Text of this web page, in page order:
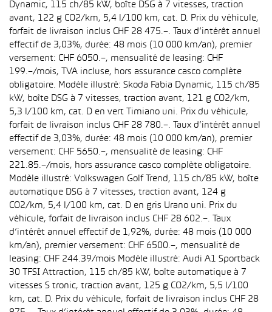
Dynamic, 115 ch/85 kW, boîte DSG à 7 vitesses, traction
avant, 122 g CO2/km, 5,4 l/100 km, cat. D. Prix du véhicule,
forfait de livraison inclus CHF 28 475.–. Taux d’intérêt annuel
effectif de 3,03%, durée: 48 mois (10 000 km/an), premier
versement: CHF 6050.–, mensualité de leasing: CHF
199.–/mois, TVA incluse, hors assurance casco complète
obligatoire. Modèle illustré: Skoda Fabia Dynamic, 115 ch/85
kW, boîte DSG à 7 vitesses, traction avant, 121 g CO2/km,
5,3 l/100 km, cat. D en vert Timiano uni. Prix du véhicule,
forfait de livraison inclus CHF 28 780.–. Taux d’intérêt annuel
effectif de 3,03%, durée: 48 mois (10 000 km/an), premier
versement: CHF 5650.–, mensualité de leasing: CHF
221.85.–/mois, hors assurance casco complète obligatoire.
Modèle illustré: Volkswagen Golf Trend, 115 ch/85 kW, boîte
automatique DSG à 7 vitesses, traction avant, 124 g
CO2/km, 5,4 l/100 km, cat. D en gris Urano uni. Prix du
véhicule, forfait de livraison inclus CHF 28 602.–. Taux
d’intérêt annuel effectif de 1,92%, durée: 48 mois (10 000
km/an), premier versement: CHF 6500.–, mensualité de
leasing: CHF 244.39/mois Modèle illustré: Audi A1 Sportback
30 TFSI Attraction, 115 ch/85 kW, boîte automatique à 7
vitesses S tronic, traction avant, 125 g CO2/km, 5,5 l/100
km, cat. D. Prix du véhicule, forfait de livraison inclus CHF 28